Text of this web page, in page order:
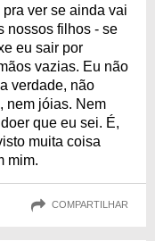
ver se ainda vai
nossos filhos - se
eu sair por
vazias. Eu não
verdade, não
nem jóias. Nem
que eu sei. É,
muita coisa
mim.
COMPARTILHAR